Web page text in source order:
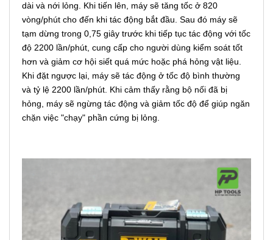
dài và nới lỏng. Khi tiến lên, máy sẽ tăng tốc ở 820
vòng/phút cho đến khi tác động bắt đầu. Sau đó máy sẽ
tạm dừng trong 0,75 giây trước khi tiếp tục tác động với tốc
độ 2200 lần/phút, cung cấp cho người dùng kiểm soát tốt
hơn và giảm cơ hội siết quá mức hoặc phá hỏng vật liệu.
Khi đặt ngược lại, máy sẽ tác động ở tốc độ bình thường
và tỷ lệ 2200 lần/phút. Khi cảm thấy rằng bộ nối đã bị
hỏng, máy sẽ ngừng tác động và giảm tốc độ để giúp ngăn
chặn việc "chạy" phần cứng bị lỏng.